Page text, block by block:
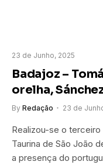
23 de Junho, 2025
Badajoz –
orelha,
By Redação 23 de
Realizou-se o
Taurina de São João
a presença do